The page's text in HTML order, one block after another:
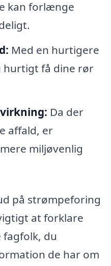
kan forlænge
Med en hurtigere
hurtigt få dine rør
Da der
affald, er
miljøvenlig
på strømpeforing
at forklare
fagfolk, du
de har om